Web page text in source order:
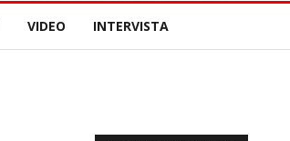
VIDEO INTERVISTA